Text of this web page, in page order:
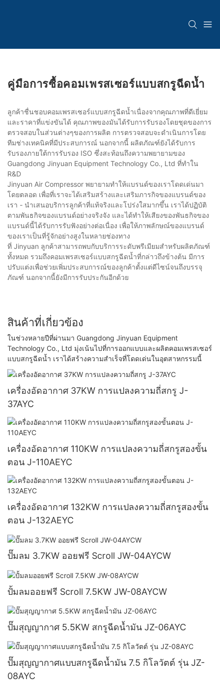
คู่มือการซื้อคอมเพรสเซอร์แบบสกรูฉีดน้ำ
ลูกค้าชื่นชอบคอมเพรสเซอร์แบบสกรูฉีดน้ำเนื่องจากคุณภาพที่ดีเยี่ยม
และราคาที่แข่งขันได้ คุณภาพของมันได้รับการรับรองโดยชุดของการ
ตรวจสอบในส่วนต่างๆของการผลิต การตรวจสอบจะดำเนินการโดย
ทีมช่างเทคนิคที่มีประสบการณ์ นอกจากนี้ ผลิตภัณฑ์ยังได้รับการ
รับรองภายใต้การรับรอง ISO ซึ่งสะท้อนถึงความพยายามของ
Guangdong Jinyuan Equipment Technology Co., Ltd ที่ทำใน
R&D
Jinyuan Air Compressor พยายามทำให้แบรนด์ของเราโดดเด่นมา
โดยตลอด เพื่อที่เราจะได้เสริมสร้างและเสริมภารกิจของแบรนด์ของ
เรา - นำเสนอบริการลูกค้าที่แท้จริงและโปร่งใสมากขึ้น เราได้ปฏิบัติ
ตามพันธกิจของแบรนด์อย่างจริงจัง และได้ทำให้เสียงของพันธกิจของ
แบรนด์นี้ได้รับการรับฟังอย่างต่อเนื่อง เพื่อให้ภาพลักษณ์ของแบรนด์
ของเราเป็นที่รู้จักอย่างสูงในหลายช่องทาง
ที่ Jinyuan ลูกค้าสามารถพบกับบริการระดับพรีเมียมสำหรับผลิตภัณฑ์
ทั้งหมด รวมถึงคอมเพรสเซอร์แบบสกรูฉีดน้ำที่กล่าวถึงข้างต้น มีการ
ปรับแต่งเพื่อช่วยเพิ่มประสบการณ์ของลูกค้าตั้งแต่ดีไซน์จนถึงบรรจุ
ภัณฑ์ นอกจากนี้ยังมีการรับประกันอีกด้วย
สินค้าที่เกี่ยวข้อง
ในช่วงหลายปีที่ผ่านมา Guangdong Jinyuan Equipment
Technology Co., Ltd มุ่งเน้นไปที่การออกแบบและผลิตคอมเพรสเซอร์
แบบสกรูฉีดน้ำ เราได้สร้างความสำเร็จที่โดดเด่นในอุตสาหกรรมนี้
เครื่องอัดอากาศ 37KW การแปลงความถี่สกรู J-
37AYC
เครื่องอัดอากาศ 110KW การแปลงความถี่สกรูสองขั้น
ตอน J-110AEYC
เครื่องอัดอากาศ 132KW การแปลงความถี่สกรูสองขั้น
ตอน J-132AEYC
ปั๊มลม 3.7KW ออยฟรี Scroll JW-04AYCW
ปั้มลมออยฟรี Scroll 7.5KW JW-08AYCW
ปั๊มสุญญากาศ 5.5KW สกรูฉีดน้ำมัน JZ-06AYC
ปั๊มสุญญากาศแบบสกรูฉีดน้ำมัน 7.5 กิโลวัตต์ รุ่น JZ-
08AYC